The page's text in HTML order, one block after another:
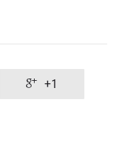
 +1